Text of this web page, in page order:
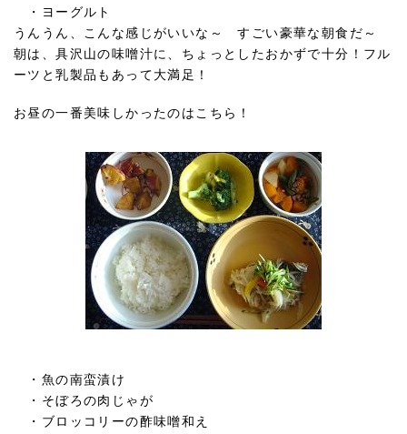
・ヨーグルト
うんうん、こんな感じがいいな～ すごい豪華な朝食だ～
朝は、具沢山の味噌汁に、ちょっとしたおかずで十分！フル
ーツと乳製品もあって大満足！
お昼の一番美味しかったのはこちら！
・魚の南蛮漬け
・そぼろの肉じゃが
・ブロッコリーの酢味噌和え